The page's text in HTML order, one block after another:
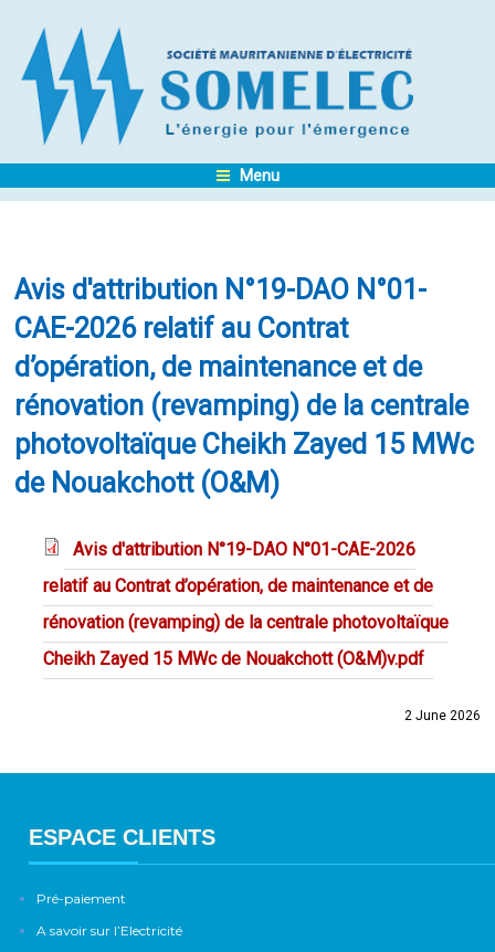
Menu
Avis d'attribution N°19-DAO N°01-
CAE-2026 relatif au Contrat
d’opération, de maintenance et de
rénovation (revamping) de la centrale
photovoltaïque Cheikh Zayed 15 MWc
de Nouakchott (O&M)
Avis d'attribution N°19-DAO N°01-CAE-2026
relatif au Contrat d’opération, de maintenance et de
rénovation (revamping) de la centrale photovoltaïque
Cheikh Zayed 15 MWc de Nouakchott (O&M)v.pdf
2 June 2026
ESPACE CLIENTS
Pré-paiement
A savoir sur l’Electricité